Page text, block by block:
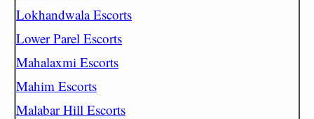
Lokhandwala Escorts
Lower Parel Escorts
Mahalaxmi Escorts
Mahim Escorts
Malabar Hill Escorts